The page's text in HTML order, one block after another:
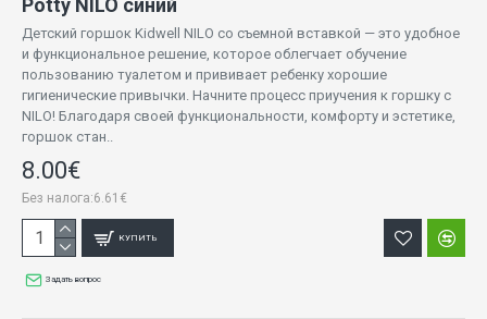
Potty NILO синий
Детский горшок Kidwell NILO со съемной вставкой — это удобное
и функциональное решение, которое облегчает обучение
пользованию туалетом и прививает ребенку хорошие
гигиенические привычки. Начните процесс приучения к горшку с
NILO! Благодаря своей функциональности, комфорту и эстетике,
горшок стан..
8.00€
Без налога:6.61€
КУПИТЬ
Задать вопрос